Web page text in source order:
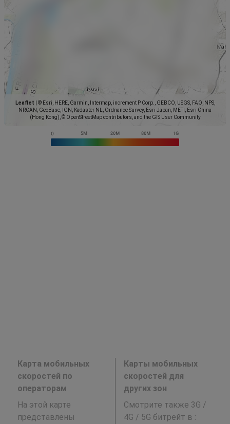
Leaflet
© Esri, HERE, Garmin, Intermap, increment P Corp., GEBCO, USGS, FAO, NPS,
NRCAN, GeoBase, IGN, Kadaster NL, Ordnance Survey, Esri Japan, METI, Esri China
(Hong Kong), © OpenStreetMap contributors, and the GIS User Community
Карта мобильных
скоростей по
операторам
На этой карте
представлены
Карты мобильных
скоростей для
других зон
Смотрите также 3G /
4G / 5G битрейт в :